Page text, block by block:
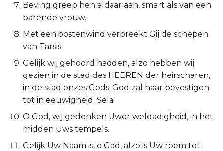
Filipenzen
Kolossenzen
1 Thessalonicenzen
2 Thessalonicenzen
1 Timótheüs
Beving greep hen aldaar aan, smart als van een
barende vrouw.
Met een oostenwind verbreekt Gij de schepen
van Tarsis.
Gelijk wij gehoord hadden, alzo hebben wij
gezien in de stad des HEEREN der heirscharen,
in de stad onzes Gods; God zal haar bevestigen
tot in eeuwigheid. Sela.
O God, wij gedenken Uwer weldadigheid, in het
midden Uws tempels.
Gelijk Uw Naam is, o God, alzo is Uw roem tot